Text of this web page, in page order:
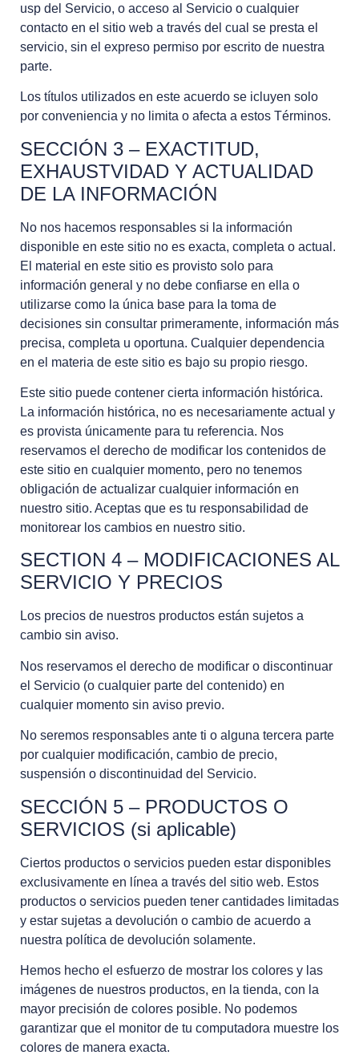
usp del Servicio, o acceso al Servicio o cualquier
contacto en el sitio web a través del cual se presta el
servicio, sin el expreso permiso por escrito de nuestra
parte.
Los títulos utilizados en este acuerdo se icluyen solo
por conveniencia y no limita o afecta a estos Términos.
SECCIÓN 3 – EXACTITUD,
EXHAUSTVIDAD Y ACTUALIDAD
DE LA INFORMACIÓN
No nos hacemos responsables si la información
disponible en este sitio no es exacta, completa o actual.
El material en este sitio es provisto solo para
información general y no debe confiarse en ella o
utilizarse como la única base para la toma de
decisiones sin consultar primeramente, información más
precisa, completa u oportuna. Cualquier dependencia
en el materia de este sitio es bajo su propio riesgo.
Este sitio puede contener cierta información histórica.
La información histórica, no es necesariamente actual y
es provista únicamente para tu referencia. Nos
reservamos el derecho de modificar los contenidos de
este sitio en cualquier momento, pero no tenemos
obligación de actualizar cualquier información en
nuestro sitio. Aceptas que es tu responsabilidad de
monitorear los cambios en nuestro sitio.
SECTION 4 – MODIFICACIONES AL
SERVICIO Y PRECIOS
Los precios de nuestros productos están sujetos a
cambio sin aviso.
Nos reservamos el derecho de modificar o discontinuar
el Servicio (o cualquier parte del contenido) en
cualquier momento sin aviso previo.
No seremos responsables ante ti o alguna tercera parte
por cualquier modificación, cambio de precio,
suspensión o discontinuidad del Servicio.
SECCIÓN 5 – PRODUCTOS O
SERVICIOS (si aplicable)
Ciertos productos o servicios pueden estar disponibles
exclusivamente en línea a través del sitio web. Estos
productos o servicios pueden tener cantidades limitadas
y estar sujetas a devolución o cambio de acuerdo a
nuestra política de devolución solamente.
Hemos hecho el esfuerzo de mostrar los colores y las
imágenes de nuestros productos, en la tienda, con la
mayor precisión de colores posible. No podemos
garantizar que el monitor de tu computadora muestre los
colores de manera exacta.